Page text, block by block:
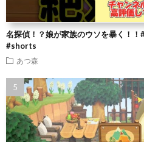
名探偵！？娘が家族のウソを暴く！
#shorts
あつ森